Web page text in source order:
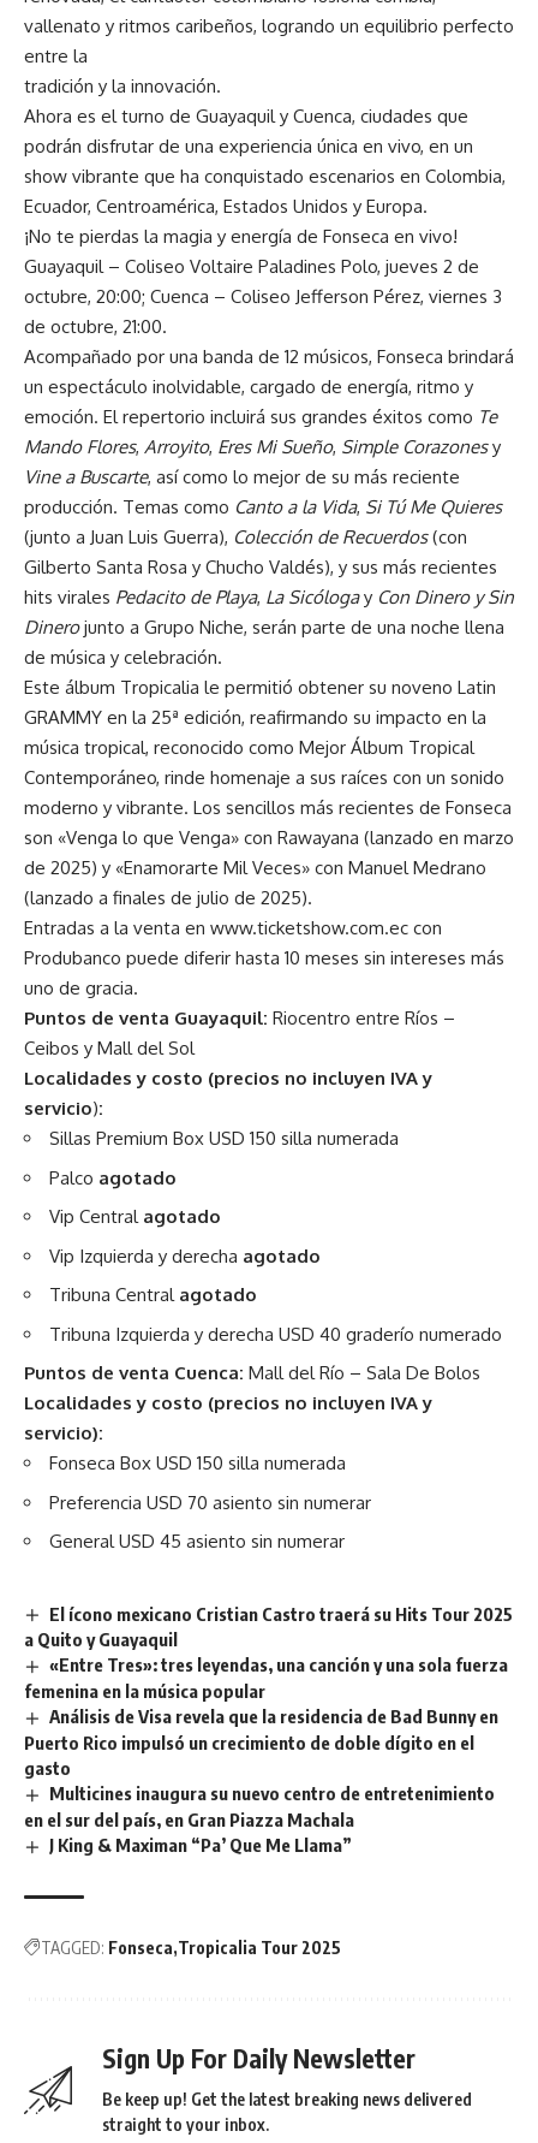
vallenato y ritmos caribeños, logrando un equilibrio perfecto
entre la
tradición y la innovación.
Ahora es el turno de Guayaquil y Cuenca, ciudades que
podrán disfrutar de una experiencia única en vivo, en un
show vibrante que ha conquistado escenarios en Colombia,
Ecuador, Centroamérica, Estados Unidos y Europa.
¡No te pierdas la magia y energía de Fonseca en vivo!
Guayaquil – Coliseo Voltaire Paladines Polo, jueves 2 de
octubre, 20:00; Cuenca – Coliseo Jefferson Pérez, viernes 3
de octubre, 21:00.
Acompañado por una banda de 12 músicos, Fonseca brindará
un espectáculo inolvidable, cargado de energía, ritmo y
emoción. El repertorio incluirá sus grandes éxitos como Te
Mando Flores, Arroyito, Eres Mi Sueño, Simple Corazonesy
Vine a Buscarte, así como lo mejor de su más reciente
producción. Temas como Canto a la Vida, Si Tú Me Quieres
(junto a Juan Luis Guerra), Colección de Recuerdos(con
Gilberto Santa Rosa y Chucho Valdés), y sus más recientes
hits virales Pedacito de Playa, La Sicólogay Con Dinero y Sin
Dinerojunto a Grupo Niche, serán parte de una noche llena
de música y celebración.
Este álbum Tropicalia le permitió obtener su noveno Latin
GRAMMY en la 25ª edición, reafirmando su impacto en la
música tropical, reconocido como Mejor Álbum Tropical
Contemporáneo, rinde homenaje a sus raíces con un sonido
moderno y vibrante. Los sencillos más recientes de Fonseca
son «Venga lo que Venga» con Rawayana (lanzado en marzo
de 2025) y «Enamorarte Mil Veces» con Manuel Medrano
(lanzado a finales de julio de 2025).
Entradas a la venta en www.ticketshow.com.ec con
Produbanco puede diferir hasta 10 meses sin intereses más
uno de gracia.
Puntos de venta Guayaquil: Riocentro entre Ríos –
Ceibos y Mall del Sol
Localidades y costo (precios no incluyen IVA y
servicio):
Sillas Premium Box USD 150 silla numerada
Palco agotado
Vip Central agotado
Vip Izquierda y derecha agotado
Tribuna Central agotado
Tribuna Izquierda y derecha USD 40 graderío numerado
Puntos de venta Cuenca: Mall del Río – Sala De Bolos
Localidades y costo (precios no incluyen IVA y
servicio):
Fonseca Box USD 150 silla numerada
Preferencia USD 70 asiento sin numerar
General USD 45 asiento sin numerar
El ícono mexicano Cristian Castro traerá su Hits Tour 2025
a Quito y Guayaquil
«Entre Tres»: tres leyendas, una canción y una sola fuerza
femenina en la música popular
Análisis de Visa revela que la residencia de Bad Bunny en
Puerto Rico impulsó un crecimiento de doble dígito en el
gasto
Multicines inaugura su nuevo centro de entretenimiento
en el sur del país, en Gran Piazza Machala
J King & Maximan “Pa’ Que Me Llama”
TAGGED: Fonseca Tropicalia Tour 2025
Sign Up For Daily Newsletter
Be keep up! Get the latest breaking news delivered
straight to your inbox.